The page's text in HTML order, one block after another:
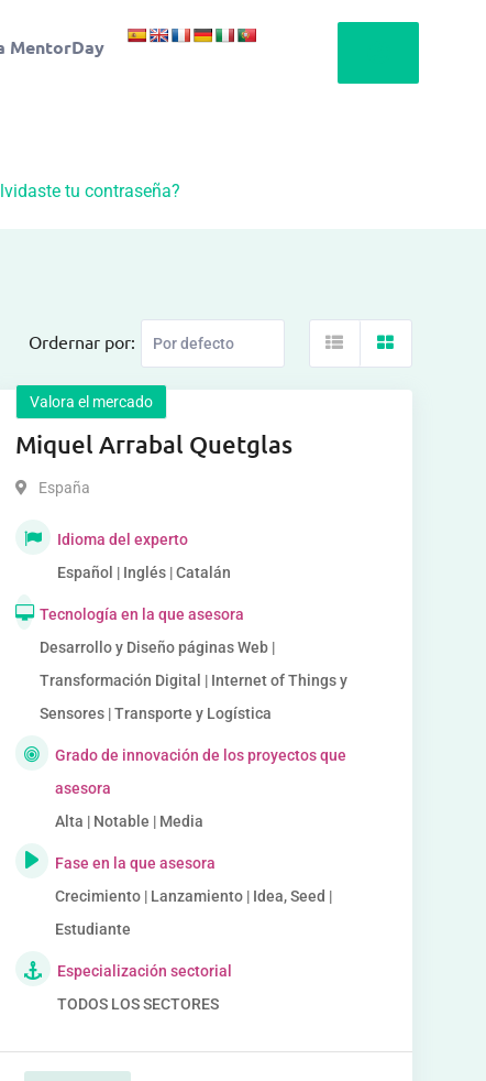
MentorDay
tu contraseña?
Ordernar por:
Valora el mercado
Miquel Arrabal Quetglas
España
Idioma del experto
Español | Inglés | Catalán
Tecnología en la que asesora
Desarrollo y Diseño páginas Web |
Transformación Digital | Internet of Things y
Sensores | Transporte y Logística
Grado de innovación de los proyectos que
asesora
Alta | Notable | Media
Fase en la que asesora
Crecimiento | Lanzamiento | Idea, Seed |
Estudiante
Especialización sectorial
TODOS LOS SECTORES